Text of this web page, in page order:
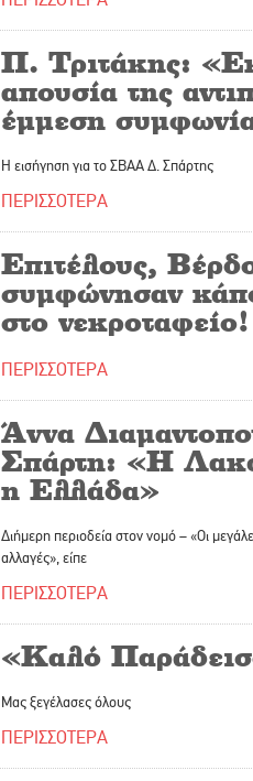
Π. Τριτάκης:
απουσία της
έμμεση
Η εισήγηση για το ΣΒΑΑ Δ. Σπάρτης
ΠΕΡΙΣΣΟΤΕΡΑ
Επιτέλους,
συμφώνησαν
στο νεκροταφείο!
ΠΕΡΙΣΣΟΤΕΡΑ
Άννα
Σπάρτη: «Η
η Ελλάδα»
Διήμερη περιοδεία στον νομό – «Οι
αλλαγές», είπε
ΠΕΡΙΣΣΟΤΕΡΑ
«Καλό
Μας ξεγέλασες όλους
ΠΕΡΙΣΣΟΤΕΡΑ